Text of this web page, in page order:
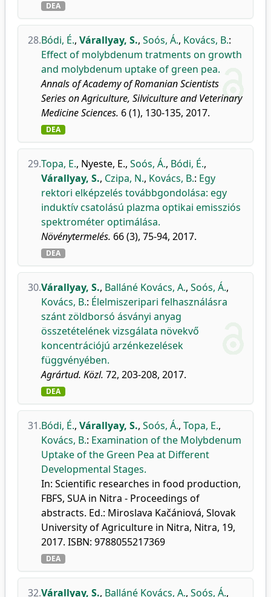
DEA
28.Bódi, É., Várallyay, S., Soós, Á., Kovács, B.:
Effect of molybdenum tratments on growth
and molybdenum uptake of green pea.
Annals of Academy of Romanian Scientists
Series on Agriculture, Silviculture and Veterinary
Medicine Sciences. 6 (1), 130-135, 2017.
DEA
29.Topa, E., Nyeste, E., Soós, Á., Bódi, É.,
Várallyay, S., Czipa, N., Kovács, B.: Egy
rektori elképzelés továbbgondolása: egy
induktív csatolású plazma optikai emissziós
spektrométer optimálása.
Növénytermelés. 66 (3), 75-94, 2017.
DEA
30.Várallyay, S., Balláné Kovács, A., Soós, Á.,
Kovács, B.: Élelmiszeripari felhasználásra
szánt zöldborsó ásványi anyag
összetételének vizsgálata növekvő
koncentrációjú arzénkezelések
függvényében.
Agrártud. Közl. 72, 203-208, 2017.
DEA
31.Bódi, É., Várallyay, S., Soós, Á., Topa, E.,
Kovács, B.: Examination of the Molybdenum
Uptake of the Green Pea at Different
Developmental Stages.
In: Scientific researches in food production,
FBFS, SUA in Nitra - Proceedings of
abstracts. Ed.: Miroslava Kačániová, Slovak
University of Agriculture in Nitra, Nitra, 19,
2017. ISBN: 9788055217369
DEA
32.Várallyay, S., Balláné Kovács, A., Soós, Á.,